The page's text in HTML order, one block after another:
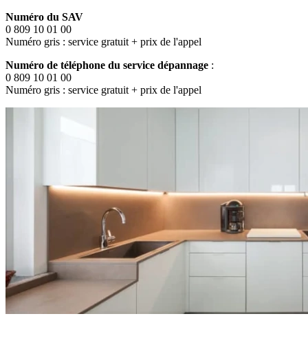
Numéro du SAV
0 809 10 01 00
Numéro gris : service gratuit + prix de l'appel
Numéro de téléphone du service dépannage :
0 809 10 01 00
Numéro gris : service gratuit + prix de l'appel